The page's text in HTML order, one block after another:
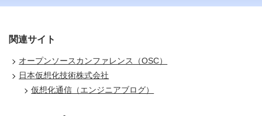
関連サイト
オープンソースカンファレンス（OSC）
日本仮想化技術株式会社
仮想化通信（エンジニアブログ）